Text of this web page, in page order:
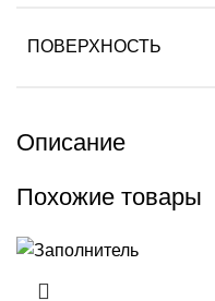
ПОВЕРХНОСТЬ
Описание
Похожие товары